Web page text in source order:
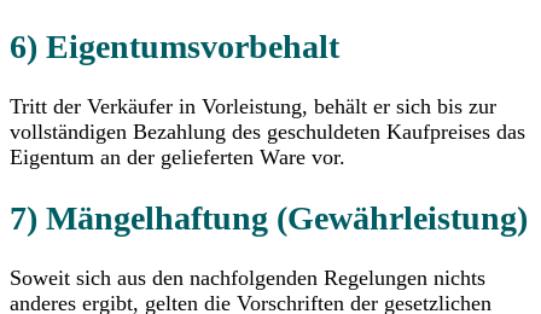
6) Eigentumsvorbehalt
Tritt der Verkäufer in Vorleistung, behält er sich bis zur
vollständigen Bezahlung des geschuldeten Kaufpreises das
Eigentum an der gelieferten Ware vor.
7) Mängelhaftung (Gewährleistung)
Soweit sich aus den nachfolgenden Regelungen nichts
anderes ergibt, gelten die Vorschriften der gesetzlichen